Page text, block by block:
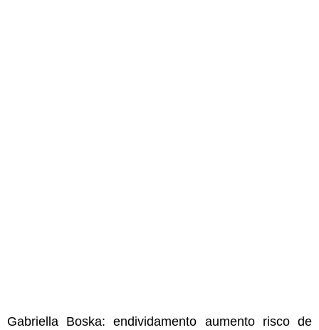
Gabriella Boska: endividamento aumento risco de